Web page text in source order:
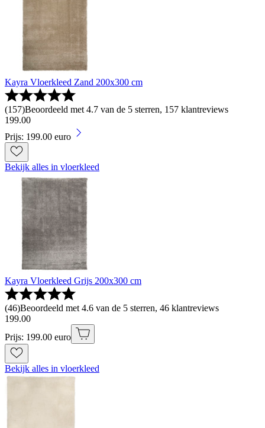
Kayra Vloerkleed Zand 200x300 cm
(157)Beoordeeld met 4.7 van de 5 sterren, 157 klantreviews
199.00
Prijs: 199.00 euro
Bekijk alles in vloerkleed
Kayra Vloerkleed Grijs 200x300 cm
(46)Beoordeeld met 4.6 van de 5 sterren, 46 klantreviews
199.00
Prijs: 199.00 euro
Bekijk alles in vloerkleed